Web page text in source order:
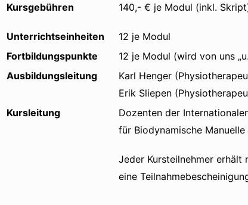
Kursgebühren 140,- € je Modul (inkl.
Unterrichtseinheiten
12 je Modul
Fortbildungspunkte
12 je Modul (wird von uns
Ausbildungsleitung
Karl Henger
Erik Sliepen
Kursleitung
Dozenten der
für Biodynamische Manuelle
Jeder Kursteilnehmer erhält
eine